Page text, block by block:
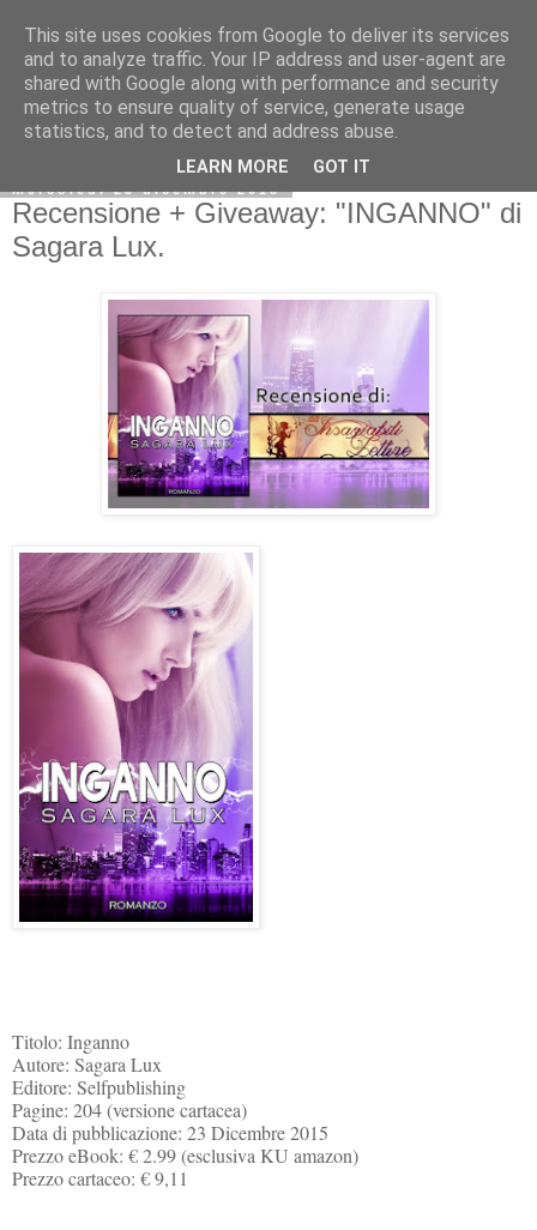
mercoledì 23 dicembre 2015
Recensione + Giveaway: "INGANNO" di
Sagara Lux.
Titolo: Inganno
Autore: Sagara Lux
Editore: Selfpublishing
Pagine: 204 (versione cartacea)
Data di pubblicazione: 23 Dicembre 2015
Prezzo eBook: € 2.99 (esclusiva KU amazon)
Prezzo cartaceo: € 9,11
This site uses cookies from Google to deliver its services
and to analyze traffic. Your IP address and user-agent are
shared with Google along with performance and security
metrics to ensure quality of service, generate usage
statistics, and to detect and address abuse.
LEARN MORE GOT IT